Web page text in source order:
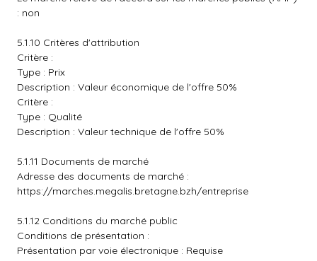
: non
5.1.10 Critères d'attribution
Critère :
Type : Prix
Description : Valeur économique de l'offre 50%
Critère :
Type : Qualité
Description : Valeur technique de l'offre 50%
5.1.11 Documents de marché
Adresse des documents de marché :
https://marches.megalis.bretagne.bzh/entreprise
5.1.12 Conditions du marché public
Conditions de présentation :
Présentation par voie électronique : Requise